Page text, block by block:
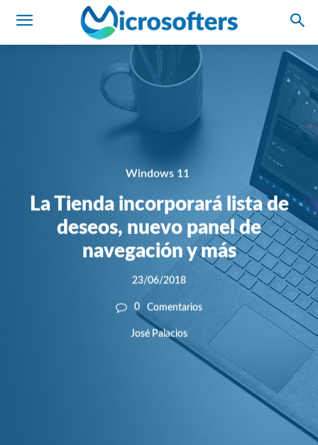
Windows 11
La Tienda incorporará lista de
deseos, nuevo panel de
navegación y más
23/06/2018
0 Comentarios
José Palacios